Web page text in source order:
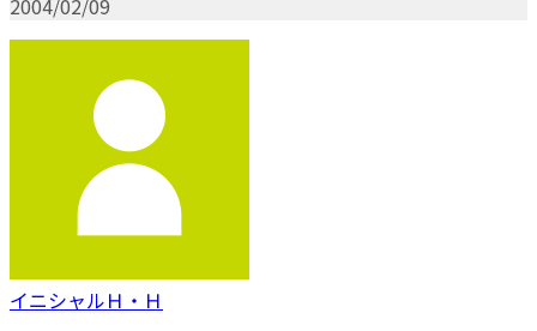
イニシャルＨ・Ｈ